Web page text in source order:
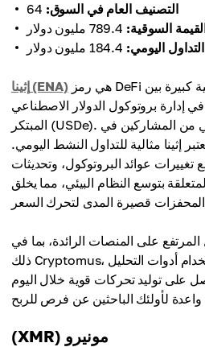
التصنيف العام في السوق:
السوقية:
اليومي:
إثينا (ENA)
إدارة بروتوكول الدولار الاصطناعي
المبتكر (USDe). مع اهتمام مستمر وعالي من المشاركين في
إثينا مثالية للتداول النشط اليومي.
عوائد البروتوكول، وتحديثات
بتوسع النظام البيئي، مما يخلق
على المنصات الرائدة، بما في
ذلك Cryptomus، مما يتيح للمتداولين استخدام أدوات التحليل
على توليد تحركات قوية خلال اليوم
(XMR) مونيرو